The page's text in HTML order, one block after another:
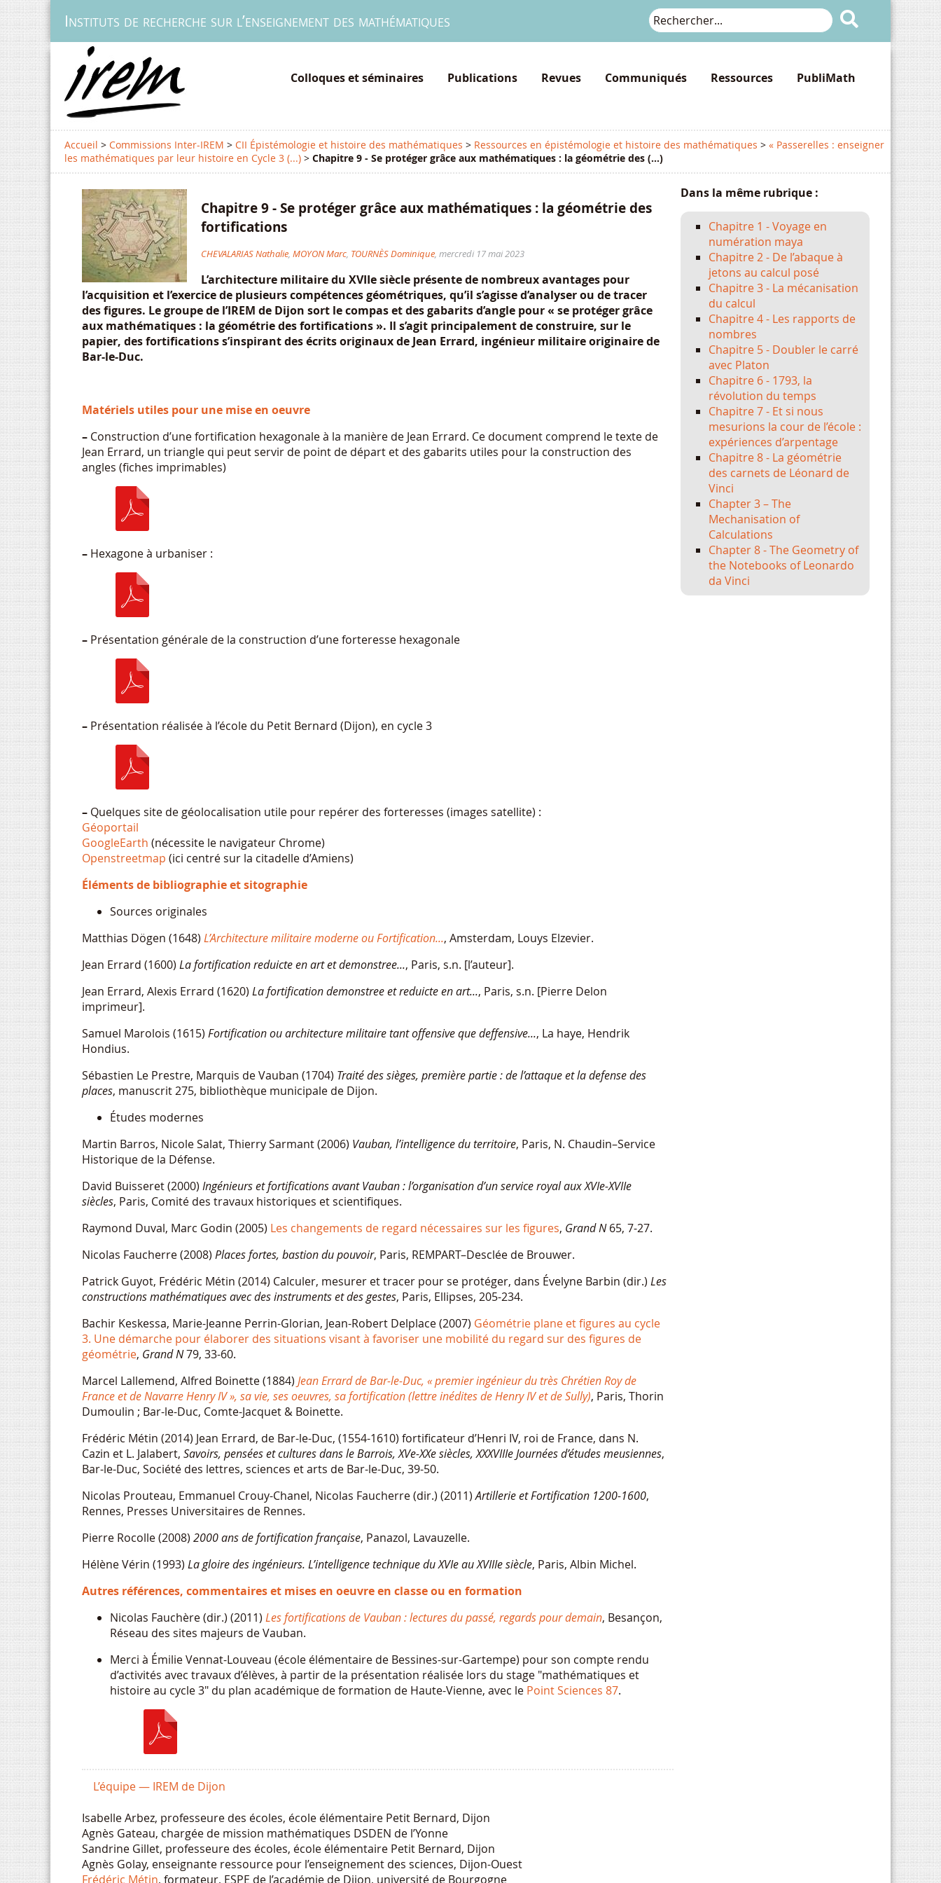
Instituts de recherche sur l’enseignement des mathématiques 
Colloques et séminaires Publications Revues Communiqués Ressources PubliMath
Accueil > Commissions Inter-IREM > CII Épistémologie et histoire des mathématiques > Ressources en épistémologie et histoire des mathématiques > « Passerelles : enseigner
les mathématiques par leur histoire en Cycle 3 (...) > Chapitre 9 - Se protéger grâce aux mathématiques : la géométrie des (...)
Chapitre 9 - Se protéger grâce aux mathématiques : la géométrie des
fortifications
CHEVALARIAS Nathalie, MOYON Marc, TOURNÈS Dominique, mercredi 17 mai 2023
L’architecture militaire du XVIIe siècle présente de nombreux avantages pour
l’acquisition et l’exercice de plusieurs compétences géométriques, qu’il s’agisse d’analyser ou de tracer
des figures. Le groupe de l’IREM de Dijon sort le compas et des gabarits d’angle pour « se protéger grâce
aux mathématiques : la géométrie des fortifications ». Il s’agit principalement de construire, sur le
papier, des fortifications s’inspirant des écrits originaux de Jean Errard, ingénieur militaire originaire de
Bar-le-Duc.
Matériels utiles pour une mise en oeuvre
– Construction d’une fortification hexagonale à la manière de Jean Errard. Ce document comprend le texte de
Jean Errard, un triangle qui peut servir de point de départ et des gabarits utiles pour la construction des
angles (fiches imprimables)
– Hexagone à urbaniser :
– Présentation générale de la construction d’une forteresse hexagonale
– Présentation réalisée à l’école du Petit Bernard (Dijon), en cycle 3
– Quelques site de géolocalisation utile pour repérer des forteresses (images satellite) :
Géoportail
GoogleEarth (nécessite le navigateur Chrome)
Openstreetmap (ici centré sur la citadelle d’Amiens)
Éléments de bibliographie et sitographie
Sources originales
Matthias Dögen (1648) L’Architecture militaire moderne ou Fortification..., Amsterdam, Louys Elzevier.
Jean Errard (1600) La fortification reduicte en art et demonstree..., Paris, s.n. [l’auteur].
Jean Errard, Alexis Errard (1620) La fortification demonstree et reduicte en art..., Paris, s.n. [Pierre Delon
imprimeur].
Samuel Marolois (1615) Fortification ou architecture militaire tant offensive que deffensive..., La haye, Hendrik
Hondius.
Sébastien Le Prestre, Marquis de Vauban (1704) Traité des sièges, première partie : de l’attaque et la defense des
places, manuscrit 275, bibliothèque municipale de Dijon.
Études modernes
Martin Barros, Nicole Salat, Thierry Sarmant (2006) Vauban, l’intelligence du territoire, Paris, N. Chaudin–Service
Historique de la Défense.
David Buisseret (2000) Ingénieurs et fortifications avant Vauban : l’organisation d’un service royal aux XVIe-XVIIe
siècles, Paris, Comité des travaux historiques et scientifiques.
Raymond Duval, Marc Godin (2005) Les changements de regard nécessaires sur les figures, Grand N65, 7-27.
Nicolas Faucherre (2008) Places fortes, bastion du pouvoir, Paris, REMPART–Desclée de Brouwer.
Patrick Guyot, Frédéric Métin (2014) Calculer, mesurer et tracer pour se protéger, dans Évelyne Barbin (dir.) Les
constructions mathématiques avec des instruments et des gestes, Paris, Ellipses, 205-234.
Bachir Keskessa, Marie-Jeanne Perrin-Glorian, Jean-Robert Delplace (2007) Géométrie plane et figures au cycle
3. Une démarche pour élaborer des situations visant à favoriser une mobilité du regard sur des figures de
géométrie, Grand N79, 33-60.
Marcel Lallemend, Alfred Boinette (1884) Jean Errard de Bar-le-Duc, « premier ingénieur du très Chrétien Roy de
France et de Navarre Henry IV », sa vie, ses oeuvres, sa fortification (lettre inédites de Henry IV et de Sully), Paris, Thorin
Dumoulin ; Bar-le-Duc, Comte-Jacquet & Boinette.
Frédéric Métin (2014) Jean Errard, de Bar-le-Duc, (1554-1610) fortificateur d’Henri IV, roi de France, dans N.
Cazin et L. Jalabert, Savoirs, pensées et cultures dans le Barrois, XVe-XXe siècles, XXXVIIIe Journées d’études meusiennes,
Bar-le-Duc, Société des lettres, sciences et arts de Bar-le-Duc, 39-50.
Nicolas Prouteau, Emmanuel Crouy-Chanel, Nicolas Faucherre (dir.) (2011)Artillerie et Fortification 1200-1600,
Rennes, Presses Universitaires de Rennes.
Pierre Rocolle (2008) 2000 ans de fortification française, Panazol, Lavauzelle.
Hélène Vérin (1993) La gloire des ingénieurs. L’intelligence technique du XVIe au XVIIIe siècle, Paris, Albin Michel.
Autres références, commentaires et mises en oeuvre en classe ou en formation
Nicolas Fauchère (dir.) (2011) Les fortifications de Vauban : lectures du passé, regards pour demain, Besançon,
Réseau des sites majeurs de Vauban.
Merci à Émilie Vennat-Louveau (école élémentaire de Bessines-sur-Gartempe) pour son compte rendu
d’activités avec travaux d’élèves, à partir de la présentation réalisée lors du stage "mathématiques et
histoire au cycle 3" du plan académique de formation de Haute-Vienne, avec le Point Sciences 87.
L’équipe — IREM de Dijon
Isabelle Arbez, professeure des écoles, école élémentaire Petit Bernard, Dijon
Agnès Gateau, chargée de mission mathématiques DSDEN de l’Yonne
Sandrine Gillet, professeure des écoles, école élémentaire Petit Bernard, Dijon
Agnès Golay, enseignante ressource pour l’enseignement des sciences, Dijon-Ouest
Frédéric Métin, formateur, ESPE de l’académie de Dijon, université de Bourgogne
Dans la même rubrique :
Chapitre 1 - Voyage en
numération maya
Chapitre 2 - De l’abaque à
jetons au calcul posé
Chapitre 3 - La mécanisation
du calcul
Chapitre 4 - Les rapports de
nombres
Chapitre 5 - Doubler le carré
avec Platon
Chapitre 6 - 1793, la
révolution du temps
Chapitre 7 - Et si nous
mesurions la cour de l’école :
expériences d’arpentage
Chapitre 8 - La géométrie
des carnets de Léonard de
Vinci
Chapter 3 – The
Mechanisation of
Calculations
Chapter 8 - The Geometry of
the Notebooks of Leonardo
da Vinci